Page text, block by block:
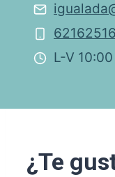
L-V
¿Te